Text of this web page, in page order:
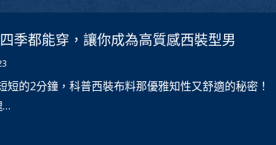
季都能穿，讓你成為高質感西裝型男
短的2分鐘，科普西裝布料那優雅知性又舒適的秘密！
…